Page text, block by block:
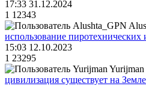
17:33 31.12.2024
1 12343
использование пиротехнических
15:03 12.10.2023
1 23295
Yurijman
цивилизация существует на